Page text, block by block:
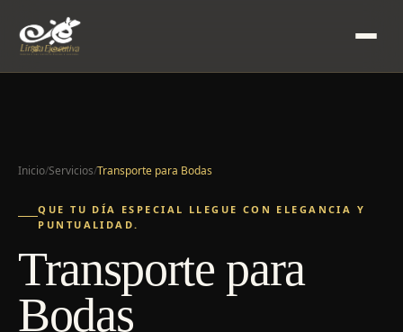
Inicio/Servicios/Transporte para Bodas
QUE TU DÍA ESPECIAL LLEGUE CON ELEGANCIA Y
PUNTUALIDAD.
Transporte para
Bodas